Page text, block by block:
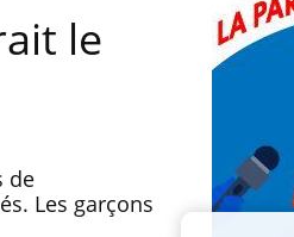
le
de
Les garçons